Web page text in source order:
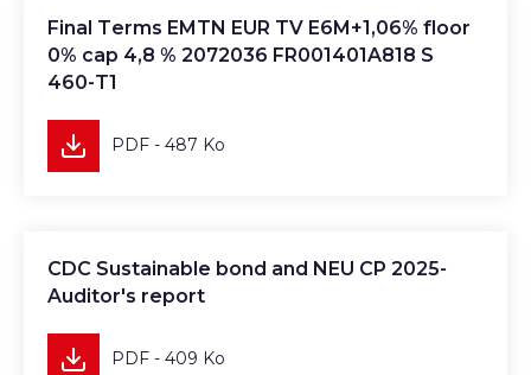
Télécharger
Final Terms EMTN EUR TV E6M+1,06% floor
0% cap 4,8 % 2072036 FR001401A818 S
460-T1
PDF - 487 Ko
Télécharger
CDC Sustainable bond and NEU CP 2025-
Auditor's report
PDF - 409 Ko